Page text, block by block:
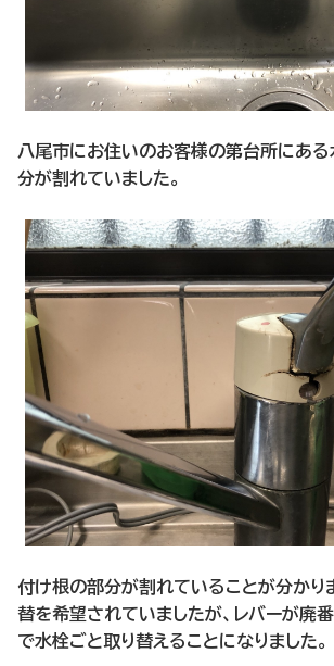
八尾市にお住いのお客様の第台所にある
分が割れていました。
付け根の部分が割れていることが分かり
替を希望されていましたが、レバーが廃
で水栓ごと取り替えることになりました。